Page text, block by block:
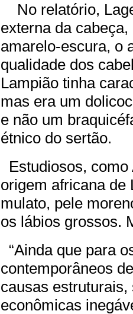
No relatório,
externa da
amarelo-escura, o
qualidade dos
Lampião tinha
mas era um
e não um
étnico do sertão.
Estudiosos,
origem africana de
mulato, pele
os lábios grossos.
“Ainda que para
contemporâneos
causas
econômicas